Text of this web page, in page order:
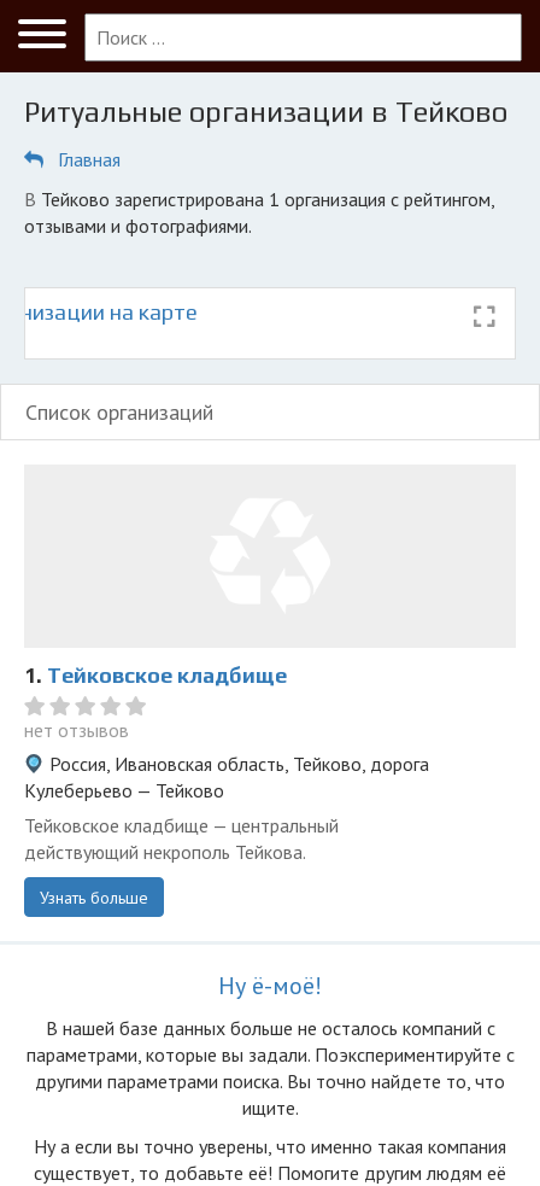
Меню
Главная
Тейково
ПОЛЬЗОВАТЕЛЯМ
Кладбища
Личный кабинет
Ритуальные организации в Тейково
Главная
в Тейково зарегистрирована 1 организация с рейтингом,
отзывами и фотографиями.
на карте
Список организаций
1. Тейковское кладбище
нет отзывов
Россия, Ивановская область, Тейково, дорога
Кулеберьево — Тейково
Тейковское кладбище — центральный
действующий некрополь Тейкова.
Узнать больше
Ну ё-моё!
В нашей базе данных больше не осталоcь компаний с
параметрами, которые вы задали. Поэкспериментируйте с
другими параметрами поиска. Вы точно найдете то, что
ищите.
Ну а если вы точно уверены, что именно такая компания
существует, то добавьте её! Помогите другим людям её